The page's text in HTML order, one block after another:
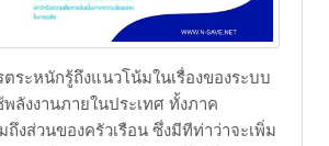
นักรู้ถึงแนวโน้มในเรื่องของระบบ
ลังงานภายในประเทศ ทั้งภาค
ถึงส่วนของครัวเรือน ซึ่งมีทีท่าว่าจะเพิ่ม